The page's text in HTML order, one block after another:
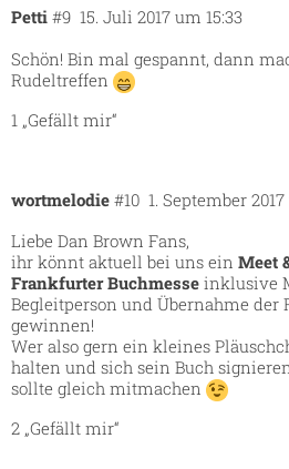
Petti 15. Juli 2017 um 15:33
#9
Schön! Bin mal gespannt, dann
Rudeltreffen
1 „Gefällt mir“
wortmelodie 1. September
#10
Liebe Dan Brown Fans,
ihr könnt aktuell bei uns ein Meet
Frankfurter Buchmesse inklusive
Begleitperson und Übernahme der
gewinnen!
Wer also gern ein kleines
halten und sich sein Buch
sollte gleich mitmachen
2 „Gefällt mir“